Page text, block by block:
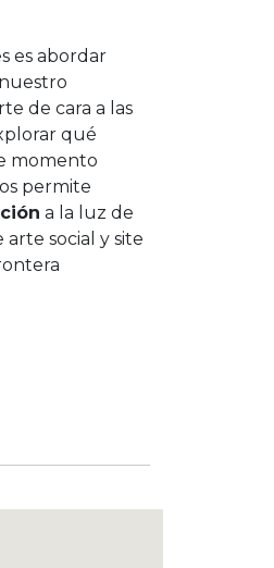
es abordar
de cara a las
qué
momento
permite
a la luz de
arte social y site